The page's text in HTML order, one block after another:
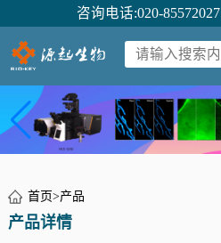
咨询电话:020-85572027
首页>产品
产品详情